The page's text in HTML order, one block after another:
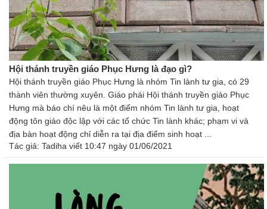
Hội thánh truyền giáo Phục Hưng là đạo gì?
Hội thánh truyền giáo Phục Hưng là nhóm Tin lành tư gia, có 29
thành viên thường xuyên. Giáo phái Hội thánh truyền giáo Phục
Hưng mà báo chí nêu là một điểm nhóm Tin lành tư gia, hoạt
động tôn giáo độc lập với các tổ chức Tin lành khác; phạm vi và
địa bàn hoạt động chỉ diễn ra tại địa điểm sinh hoạt ...
Tác giả: Tadiha viết 10:47 ngày 01/06/2021